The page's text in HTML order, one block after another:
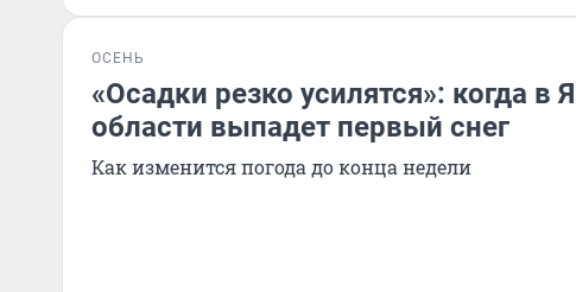
ОСЕНЬ
«Осадки резко усилятся»: когда в
области выпадет первый снег
Как изменится погода до конца недели